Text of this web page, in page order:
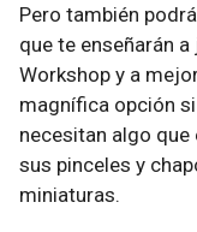
Pero también
que te enseñarán
Workshop y a
magnífica opción
necesitan algo
sus pinceles y
miniaturas.